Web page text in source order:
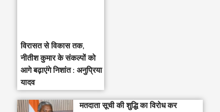
विरासत से विकास तक,
नीतीश कुमार के संकल्पों को
आगे बढ़ाएंगे निशांत : अनुप्रिया
यादव
मतदाता सूची की शुद्धि का विरोध कर